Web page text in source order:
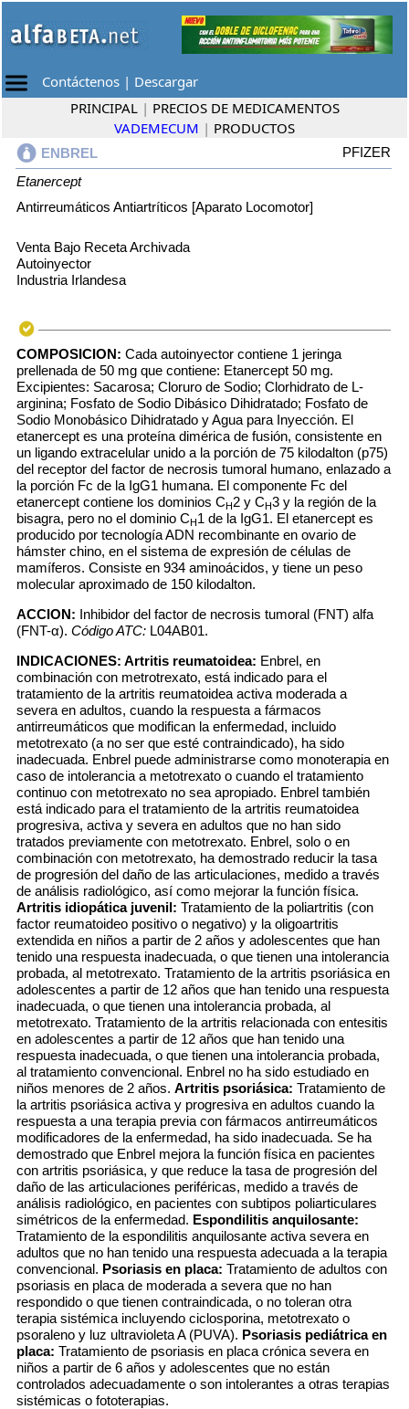
Contáctenos | Descargar
PRINCIPAL | PRECIOS DE MEDICAMENTOS
VADEMECUM | PRODUCTOS
ENBREL
PFIZER
Etanercept
Antirreumáticos Antiartríticos [Aparato Locomotor]
Venta Bajo Receta Archivada
Autoinyector
Industria Irlandesa
COMPOSICION: Cada autoinyector contiene 1 jeringa
prellenada de 50 mg que contiene: Etanercept 50 mg.
Excipientes: Sacarosa; Cloruro de Sodio; Clorhidrato de L-
arginina; Fosfato de Sodio Dibásico Dihidratado; Fosfato de
Sodio Monobásico Dihidratado y Agua para Inyección. El
etanercept es una proteína dimérica de fusión, consistente en
un ligando extracelular unido a la porción de 75 kilodalton (p75)
del receptor del factor de necrosis tumoral humano, enlazado a
la porción Fc de la IgG1 humana. El componente Fc del
etanercept contiene los dominios CH2 y CH3 y la región de la
bisagra, pero no el dominio CH1 de la IgG1. El etanercept es
producido por tecnología ADN recombinante en ovario de
hámster chino, en el sistema de expresión de células de
mamíferos. Consiste en 934 aminoácidos, y tiene un peso
molecular aproximado de 150 kilodalton.
ACCION: Inhibidor del factor de necrosis tumoral (FNT) alfa
(FNT-α). Código ATC: L04AB01.
INDICACIONES: Artritis reumatoidea: Enbrel, en
combinación con metrotrexato, está indicado para el
tratamiento de la artritis reumatoidea activa moderada a
severa en adultos, cuando la respuesta a fármacos
antirreumáticos que modifican la enfermedad, incluido
metotrexato (a no ser que esté contraindicado), ha sido
inadecuada. Enbrel puede administrarse como monoterapia en
caso de intolerancia a metotrexato o cuando el tratamiento
continuo con metotrexato no sea apropiado. Enbrel también
está indicado para el tratamiento de la artritis reumatoidea
progresiva, activa y severa en adultos que no han sido
tratados previamente con metotrexato. Enbrel, solo o en
combinación con metotrexato, ha demostrado reducir la tasa
de progresión del daño de las articulaciones, medido a través
de análisis radiológico, así como mejorar la función física.
Artritis idiopática juvenil: Tratamiento de la poliartritis (con
factor reumatoideo positivo o negativo) y la oligoartritis
extendida en niños a partir de 2 años y adolescentes que han
tenido una respuesta inadecuada, o que tienen una intolerancia
probada, al metotrexato. Tratamiento de la artritis psoriásica en
adolescentes a partir de 12 años que han tenido una respuesta
inadecuada, o que tienen una intolerancia probada, al
metotrexato. Tratamiento de la artritis relacionada con entesitis
en adolescentes a partir de 12 años que han tenido una
respuesta inadecuada, o que tienen una intolerancia probada,
al tratamiento convencional. Enbrel no ha sido estudiado en
niños menores de 2 años. Artritis psoriásica: Tratamiento de
la artritis psoriásica activa y progresiva en adultos cuando la
respuesta a una terapia previa con fármacos antirreumáticos
modificadores de la enfermedad, ha sido inadecuada. Se ha
demostrado que Enbrel mejora la función física en pacientes
con artritis psoriásica, y que reduce la tasa de progresión del
daño de las articulaciones periféricas, medido a través de
análisis radiológico, en pacientes con subtipos poliarticulares
simétricos de la enfermedad. Espondilitis anquilosante:
Tratamiento de la espondilitis anquilosante activa severa en
adultos que no han tenido una respuesta adecuada a la terapia
convencional. Psoriasis en placa: Tratamiento de adultos con
psoriasis en placa de moderada a severa que no han
respondido o que tienen contraindicada, o no toleran otra
terapia sistémica incluyendo ciclosporina, metotrexato o
psoraleno y luz ultravioleta A (PUVA). Psoriasis pediátrica en
placa: Tratamiento de psoriasis en placa crónica severa en
niños a partir de 6 años y adolescentes que no están
controlados adecuadamente o son intolerantes a otras terapias
sistémicas o fototerapias.